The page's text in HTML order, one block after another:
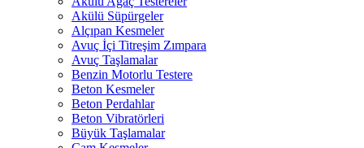
Akülü Süpürgeler
Alçıpan Kesmeler
Avuç İçi Titreşim Zımpara
Avuç Taşlamalar
Benzin Motorlu Testere
Beton Kesmeler
Beton Perdahlar
Beton Vibratörleri
Büyük Taşlamalar